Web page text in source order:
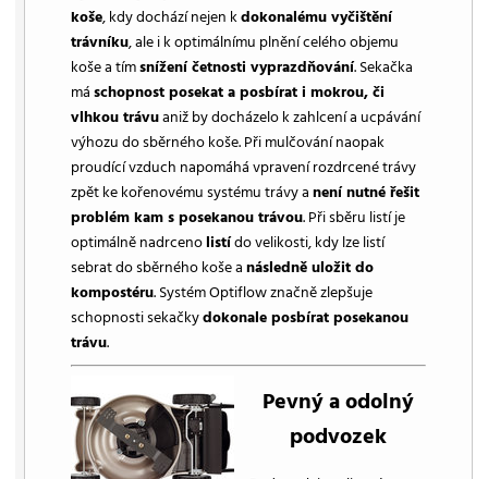
koše, kdy dochází nejen kdokonalému vyčištění
trávníku, ale i k optimálnímu plnění celého objemu
koše a tímsnížení četnosti vyprazdňování. Sekačka
máschopnost posekat a posbírat i mokrou, či
vlhkou trávuaniž by docházelo k zahlcení a ucpávání
výhozu do sběrného koše. Při mulčování naopak
proudící vzduch napomáhá vpravení rozdrcené trávy
zpět ke kořenovému systému trávy anení nutné řešit
problém kam s posekanou trávou. Při sběru listí je
optimálně nadrcenolistído velikosti, kdy lze listí
sebrat do sběrného koše anásledně uložit do
kompostéru. Systém Optiflow značně zlepšuje
schopnosti sekačkydokonale posbírat posekanou
trávu.
Pevný a odolný
podvozek